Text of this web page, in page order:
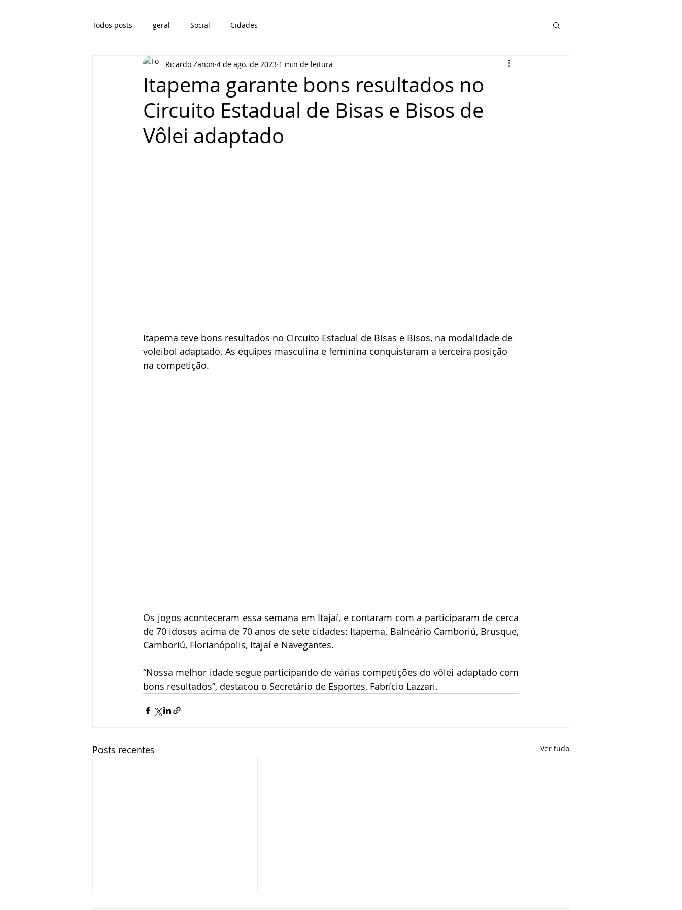
Todos posts geral Social Cidades
Itapema garante bons resultados no
Circuito Estadual de Bisas e Bisos de
Vôlei adaptado
Ricardo Zanon 4 de ago. de 2023 1 min de leitura
Itapema teve bons resultados no Circuito Estadual de Bisas e Bisos, na modalidade de
voleibol adaptado. As equipes masculina e feminina conquistaram a terceira posição
na competição.
Os jogos aconteceram essa semana em Itajaí, e contaram com a participaram de cerca
de 70 idosos acima de 70 anos de sete cidades: Itapema, Balneário Camboriú, Brusque,
Camboriú, Florianópolis, Itajaí e Navegantes.
“Nossa melhor idade segue participando de várias competições do vôlei adaptado com
bons resultados”, destacou o Secretário de Esportes, Fabrício Lazzari.
Posts recentes Ver tudo